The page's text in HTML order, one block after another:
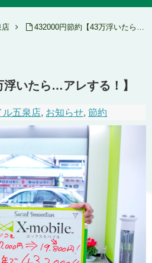
店
432000円節約【43万浮いたら…
いたら…アレする！】
ル五泉店, お知らせ,節約